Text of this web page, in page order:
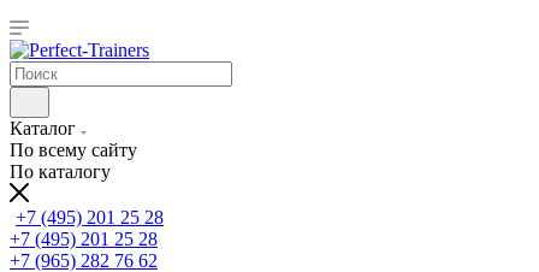
Каталог
По всему сайту
По каталогу
+7 (495) 201 25 28
+7 (495) 201 25 28
+7 (965) 282 76 62